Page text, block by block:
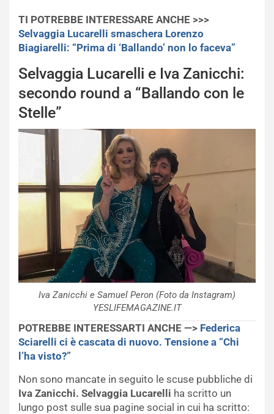
TI POTREBBE INTERESSARE ANCHE >>>
Selvaggia Lucarelli smaschera Lorenzo
Biagiarelli: “Prima di ‘Ballando’ non lo faceva”
Selvaggia Lucarelli e Iva Zanicchi:
secondo round a “Ballando con le
Stelle”
Iva Zanicchi e Samuel Peron (Foto da Instagram)
YESLIFEMAGAZINE.IT
POTREBBE INTERESSARTI ANCHE —> Federica
Sciarelli ci è cascata di nuovo. Tensione a “Chi
l’ha visto?”
Non sono mancate in seguito le scuse pubbliche di
Iva Zanicchi. Selvaggia Lucarelli ha scritto un
lungo post sulle sua pagine social in cui ha scritto: